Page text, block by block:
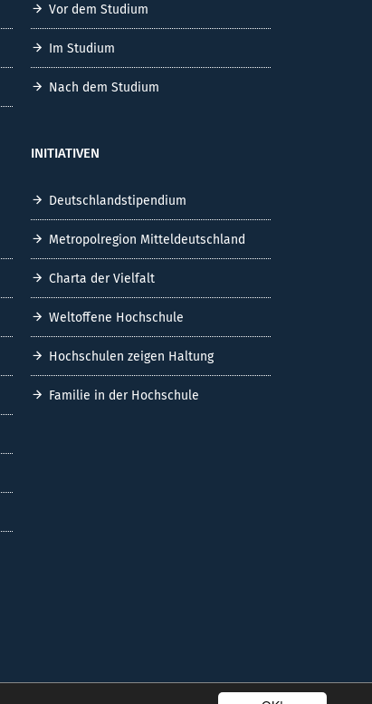
Vor dem Studium
Im Studium
Nach dem Studium
INITIATIVEN
Deutschlandstipendium
Metropolregion Mitteldeutschland
Charta der Vielfalt
Weltoffene Hochschule
Hochschulen zeigen Haltung
Familie in der Hochschule